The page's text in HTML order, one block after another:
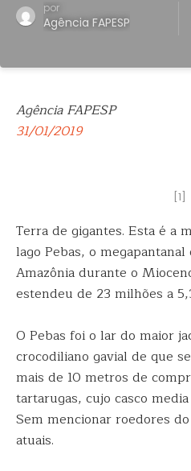
por
Agência FAPESP
Agência FAPESP
31/01/2019
[1]
Terra de gigantes. Esta é a
lago Pebas, o
Amazônia durante o
estendeu de 23 milhões a
O Pebas foi o lar do maior
crocodiliano gavial de que
mais de 10 metros de
tartarugas, cujo casco
Sem mencionar roedores
atuais.